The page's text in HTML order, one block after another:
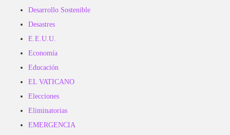
Desarrollo Sostenible
Desastres
E.E.U.U.
Economía
Educación
EL VATICANO
Elecciones
Eliminatorias
EMERGENCIA